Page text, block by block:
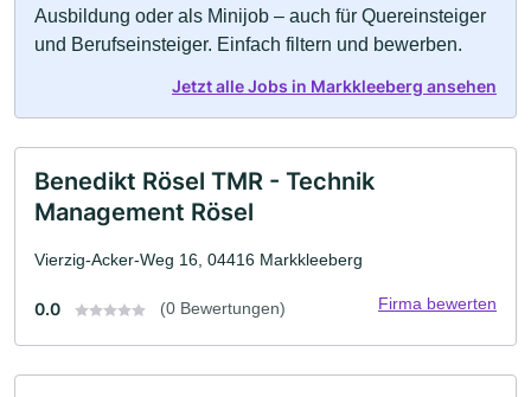
Ausbildung oder als Minijob – auch für Quereinsteiger
und Berufseinsteiger. Einfach filtern und bewerben.
Jetzt alle Jobs in Markkleeberg ansehen
Benedikt Rösel TMR - Technik
Management Rösel
Vierzig-Acker-Weg 16, 04416 Markkleeberg
0.0 (0 Bewertungen) Firma bewerten